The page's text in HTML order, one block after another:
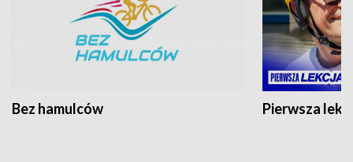
Bez hamulców Pierwsza